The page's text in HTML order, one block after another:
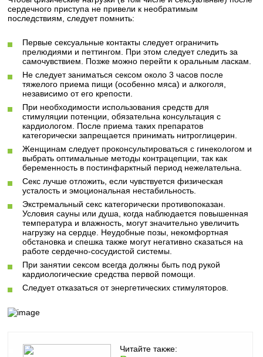
сердечного приступа не привели к необратимым
последствиям, следует помнить:
Первые сексуальные контакты следует ограничить
прелюдиями и петтингом. При этом следует следить за
самочувствием. Позже можно перейти к оральным ласкам.
Не следует заниматься сексом около 3 часов после
тяжелого приема пищи (особенно мяса) и алкоголя,
независимо от его крепости.
При необходимости использования средств для
стимуляции потенции, обязательна консультация с
кардиологом. После приема таких препаратов
категорически запрещается принимать нитроглицерин.
Женщинам следует проконсультироваться с гинекологом и
выбрать оптимальные методы контрацепции, так как
беременность в постинфарктный период нежелательна.
Секс лучше отложить, если чувствуется физическая
усталость и эмоциональная нестабильность.
Экстремальный секс категорически противопоказан.
Условия сауны или душа, когда наблюдается повышенная
температура и влажность, могут значительно увеличить
нагрузку на сердце. Неудобные позы, некомфортная
обстановка и спешка также могут негативно сказаться на
работе сердечно-сосудистой системы.
При занятии сексом всегда должны быть под рукой
кардиологические средства первой помощи.
Следует отказаться от энергетических стимуляторов.
Читайте также: